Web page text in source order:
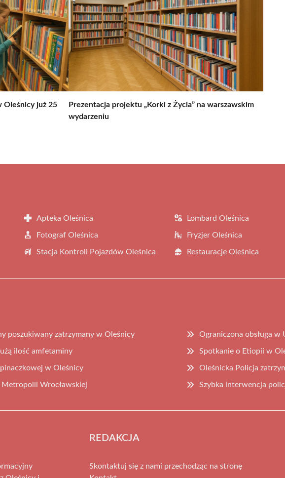
Oleśnicy już 25
Prezentacja projektu „Korki z Życia” na warszawskim
wydarzeniu
Apteka Oleśnica Lombard Oleśnica
Fotograf Oleśnica Fryzjer Oleśnica
Stacja Kontroli Pojazdów Oleśnica Restauracje Oleśnica
poszukiwany zatrzymany w Oleśnicy Ograniczona obsługa
ilość amfetaminy Spotkanie o Etiopii w
w Oleśnicy Oleśnicka Policja
Wrocławskiej Szybka interwencja
REDAKCJA
Skontaktuj się z nami przechodząc na stronę